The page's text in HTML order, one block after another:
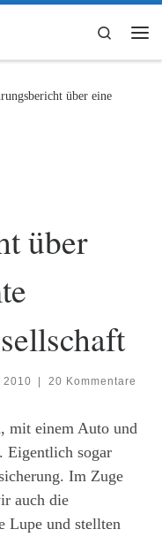
Search
über eine
über
2010 | 20 Kommentare
mit einem Auto und
Eigentlich sogar
Im Zuge
auch die
Lupe und stellten